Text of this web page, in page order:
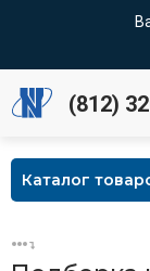
(812)
Каталог